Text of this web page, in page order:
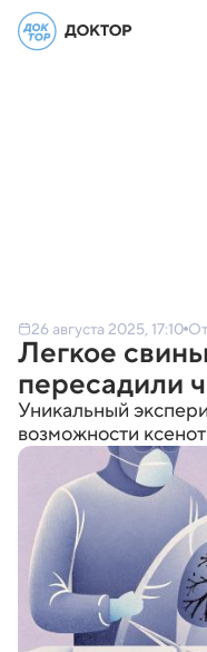
26 августа 2025, 17:10
Легкое
пересадили
Уникальный
возможности